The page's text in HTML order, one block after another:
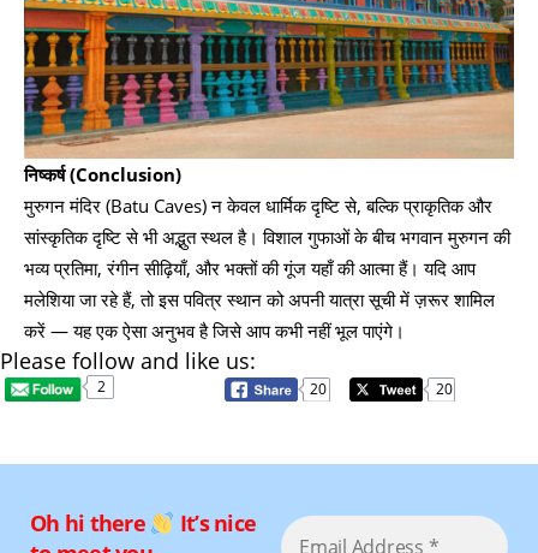
निष्कर्ष (Conclusion)
मुरुगन मंदिर (Batu Caves) न केवल धार्मिक दृष्टि से, बल्कि प्राकृतिक और
सांस्कृतिक दृष्टि से भी अद्भुत स्थल है। विशाल गुफाओं के बीच भगवान मुरुगन की
भव्य प्रतिमा, रंगीन सीढ़ियाँ, और भक्तों की गूंज यहाँ की आत्मा हैं। यदि आप
मलेशिया जा रहे हैं, तो इस पवित्र स्थान को अपनी यात्रा सूची में ज़रूर शामिल
करें — यह एक ऐसा अनुभव है जिसे आप कभी नहीं भूल पाएंगे।
Please follow and like us:
2 20 20
Oh hi there
It’s nice